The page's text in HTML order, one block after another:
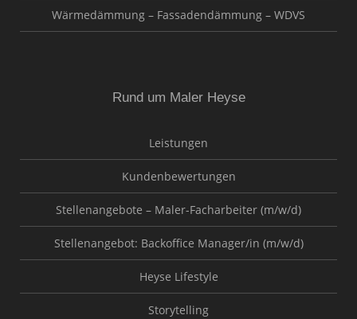
Wärmedämmung – Fassadendämmung – WDVS
Rund um Maler Heyse
Leistungen
Kundenbewertungen
Stellenangebote – Maler-Facharbeiter (m/w/d)
Stellenangebot: Backoffice Manager/in (m/w/d)
Heyse Lifestyle
Storytelling